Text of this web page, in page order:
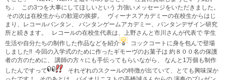
ち」 この3つを大事にしてほしいという 力強いメッセージをいただきました。
その次は在校生からの歓迎の挨拶。 ヴィーナスアカデミーの在校生からはじ
まり、レコールバンタン、 バンタンゲームアカデミー、バンタンデザイン研究
所と続きます。 レコールの在校生代表は、上野さんと市川さんが代表で 学生
生活や自分たちの制作した作品などを紹介
コックコートに身を包んで登場
しました!! 今回の入学式のために作ったギモーヴのお菓子は 約８００名の保護
者の方のために、 講師の方々にも手伝ってもらいながら、 なんと1万個も制作
したんですって
それぞれのスクールの特徴が出ていて、とても興味深か